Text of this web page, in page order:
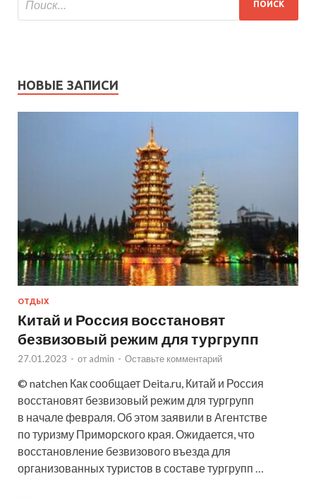
НОВЫЕ ЗАПИСИ
ОТДЫХ
Китай и Россия восстановят
безвизовый режим для тургрупп
27.01.2023 - от admin - Оставьте комментарий
© natchen Как сообщает Deita.ru, Китай и Россия
восстановят безвизовый режим для тургрупп
в начале февраля. Об этом заявили в Агентстве
по туризму Приморского края. Ожидается, что
восстановление безвизового въезда для
организованных туристов в составе тургрупп …